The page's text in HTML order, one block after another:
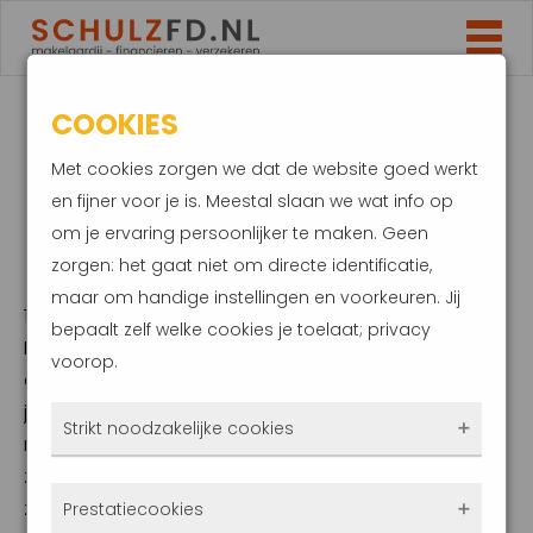
EIGEN AUTO
INWISSELEN VOOR
DEELAUTO?
12 december 2019
Ieder jaar rijden er meer personenauto’s op
de Nederlandse wegen. Misschien is dat voor
jou niet echt nieuws en sta je dagelijks
muurvast ergens op de snelweg. In die drukte
zou je niet zeggen dat er ook veel mensen
zijn die hun auto juist weg doen. Bij de meest
COOKIES
Met cookies zorgen we dat de website goed werkt
en fijner voor je is. Meestal slaan we wat info op
om je ervaring persoonlijker te maken. Geen
zorgen: het gaat niet om directe identificatie,
maar om handige instellingen en voorkeuren. Jij
bepaalt zelf welke cookies je toelaat; privacy
voorop.
Strikt noodzakelijke cookies
Prestatiecookies